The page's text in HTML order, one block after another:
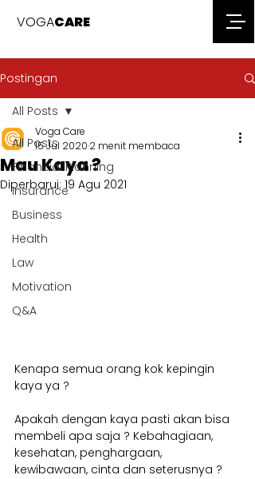
VOGACARE
Postingan
All Posts
Financial Planning
Insurance
Business
Health
Law
Motivation
Q&A
All Posts
Mau Kaya ?
Voga Care
15 Jul 2020 2 menit membaca
Diperbarui:19 Agu 2021
Kenapa semua orang kok kepingin
kaya ya ?
Apakah dengan kaya pasti akan bisa
membeli apa saja ? Kebahagiaan,
kesehatan, penghargaan,
kewibawaan, cinta dan seterusnya ?